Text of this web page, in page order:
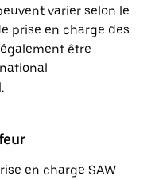
varier selon le
prise en charge des
être
en charge SAW